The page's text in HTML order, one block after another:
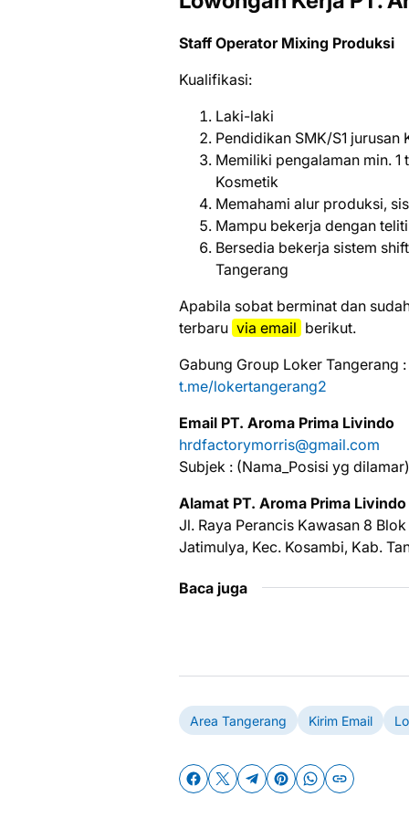
Staff Operator Mixing Produksi
Kualifikasi:
Laki-laki
Pendidikan SMK/S1 jurusan
Memiliki pengalaman min.
Kosmetik
Memahami alur produksi,
Mampu bekerja dengan
Bersedia bekerja sistem
Tangerang
Aраbіlа ѕоbаt bеrmіnаt dаn
tеrbаru vіа email bеrіkut.
Gabung Group Loker Tangerang :
t.me/lokertangerang2
Emаіl PT. Aroma Prima Livindo
hrdfactorymorris@gmail.com
Subjek : (Nama_Posisi yg dilamar)
Alamat PT. Aroma Prima Livindo
Jl. Raya Perancis Kawasan 8
Jatimulya, Kec. Kosambi, Kab.
Baca juga
Area Tangerang Kirim Email